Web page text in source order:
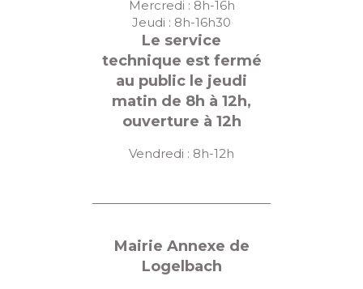
Mercredi : 8h-16h
Jeudi : 8h-16h30
Le service
technique est fermé
au public le jeudi
matin de 8h à 12h,
ouverture à 12h
Vendredi : 8h-12h
Mairie Annexe de
Logelbach